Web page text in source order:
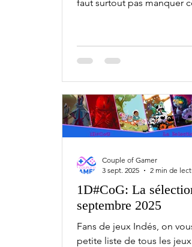
faut surtout pas manquer
1D#CoG: La
septembre 2025
Fans de jeux Indés, on
petite liste de tous les jeux
Couple of Gamer
3 sept. 2025
2 min de